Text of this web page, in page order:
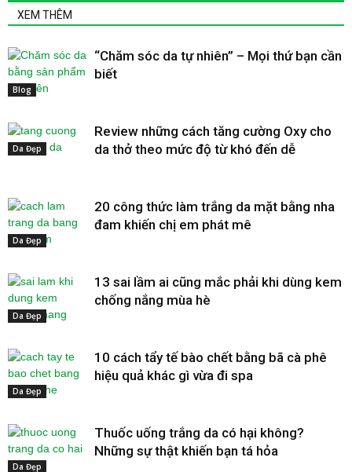
XEM THÊM
Blog
“Chăm sóc da tự nhiên” – Mọi thứ bạn cần
biết
Da Đẹp
Review những cách tăng cường Oxy cho
da thở theo mức độ từ khó đến dễ
Da Đẹp
20 công thức làm trắng da mặt bằng nha
đam khiến chị em phát mê
Da Đẹp
13 sai lầm ai cũng mắc phải khi dùng kem
chống nắng mùa hè
Da Đẹp
10 cách tẩy tế bào chết bằng bã cà phê
hiệu quả khác gì vừa đi spa
Da Đẹp
Thuốc uống trắng da có hại không?
Những sự thật khiến bạn tá hỏa